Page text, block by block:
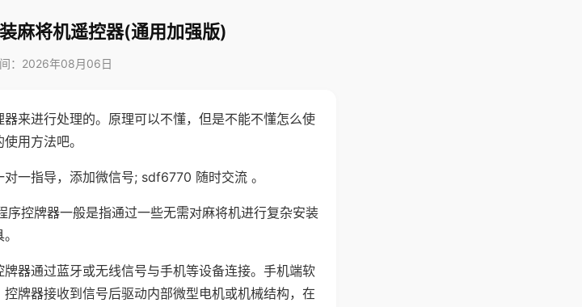
麻将机遥控器(通用加强版)
：2026年08月06日
来进行处理的。原理可以不懂，但是不能不懂怎么使
用方法吧。
一指导，添加微信号; sdf6770 随时交流 。
序控牌器一般是指通过一些无需对麻将机进行复杂安装
器通过蓝牙或无线信号与手机等设备连接。手机端软
牌器接收到信号后驱动内部微型电机或机械结构，在